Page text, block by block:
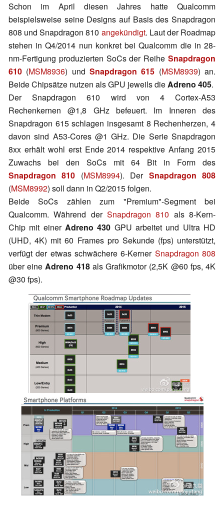
Schon im April diesen Jahres hatte Qualcomm
beispielsweise seine Designs auf Basis des Snapdragon
808 und Snapdragon 810 angekündigt. Laut der Roadmap
stehen in Q4/2014 nun konkret bei Qualcomm die in 28-
nm-Fertigung produzierten SoCs der Reihe Snapdragon
610 (MSM8936) undSnapdragon 615 (MSM8939) an.
Beide Chipsätze nutzen als GPU jeweils dieAdreno 405.
Der Snapdragon 610 wird von 4 Cortex-A53
Rechenkernen @1,8 GHz befeuert. Im Inneren des
Snapdragon 615 schlagen insgesamt 8 Rechenherzen, 4
davon sind A53-Cores @1 GHz. Die Serie Snapdragon
8xx erhält wohl erst Ende 2014 respektive Anfang 2015
Zuwachs bei den SoCs mit 64 Bit in Form des
Snapdragon 810 (MSM8994). Der Snapdragon 808
(MSM8992) soll dann in Q2/2015 folgen.
Beide SoCs zählen zum "Premium"-Segment bei
Qualcomm. Während der Snapdragon 810 als 8-Kern-
Chip mit einer Adreno 430 GPU arbeitet und Ultra HD
(UHD, 4K) mit 60 Frames pro Sekunde (fps) unterstützt,
verfügt der etwas schwächere 6-Kerner Snapdragon 808
über eineAdreno 418als Grafikmotor (2,5K @60 fps, 4K
@30 fps).